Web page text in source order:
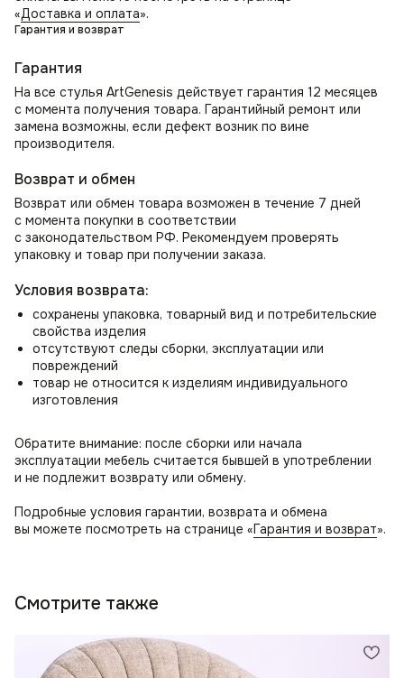
элемент декора и место ожидания.
Мягкие кресла для спальни
Как стулья для спальни могут стать местом для
утреннего просмотра новостей или использоваться как
стул для туалетного столика.
Стул для школьника или студента
В комнате школьника создаст уютную атмосферу для
учебы и занятий. Для студента станет идеальным местом
для работы над проектами.
«Доставка и оплата».
Гарантия и возврат
Гарантия
На все стулья ArtGenesis действует гарантия 12 месяцев
с момента получения товара. Гарантийный ремонт или
замена возможны, если дефект возник по вине
производителя.
Возврат и обмен
Возврат или обмен товара возможен в течение 7 дней
с момента покупки в соответствии
с законодательством РФ. Рекомендуем проверять
упаковку и товар при получении заказа.
Условия возврата:
сохранены упаковка, товарный вид и потребительские
свойства изделия
отсутствуют следы сборки, эксплуатации или
повреждений
товар не относится к изделиям индивидуального
изготовления
Обратите внимание: после сборки или начала
эксплуатации мебель считается бывшей в употреблении
и не подлежит возврату или обмену.
Подробные условия гарантии, возврата и обмена
вы можете посмотреть на странице «Гарантия и возврат».
Смотрите также